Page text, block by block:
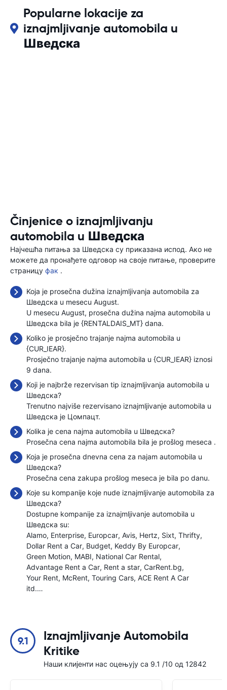
Popularne lokacije za
iznajmljivanje automobila u
Шведска
Činjenice o iznajmljivanju
automobila u Шведска
Најчешћа питања за Шведска су приказана испод. Ако не
можете да пронађете одговор на своје питање, проверите
страницу фак .
Koja je prosečna dužina iznajmljivanja automobila za
Шведска u mesecu August.
U mesecu August, prosečna dužina najma automobila u
Шведска bila je {RENTALDAIS_MT} dana.
Koliko je prosječno trajanje najma automobila u
{CUR_IEAR}.
Prosječno trajanje najma automobila u {CUR_IEAR} iznosi
9 dana.
Koji je najbrže rezervisan tip iznajmljivanja automobila u
Шведска?
Trenutno najviše rezervisano iznajmljivanje automobila u
Шведска je Цомпацт.
Kolika je cena najma automobila u Шведска?
Prosečna cena najma automobila bila je prošlog meseca .
Koja je prosečna dnevna cena za najam automobila u
Шведска?
Prosečna cena zakupa prošlog meseca je bila po danu.
Koje su kompanije koje nude iznajmljivanje automobila za
Шведска?
Dostupne kompanije za iznajmljivanje automobila u
Шведска su:
Alamo Enterprise Europcar Avis Hertz Sixt Thrifty
Dollar Rent a Car Budget Keddy By Europcar
Green Motion MABI National Car Rental
Advantage Rent a Car Rent a star CarRent.bg
Your Rent McRent Touring Cars ACE Rent A Car
itd.…
9.1
Iznajmljivanje Automobila
Kritike
Наши клијенти нас оцењују са 9.1 /10 од 12842